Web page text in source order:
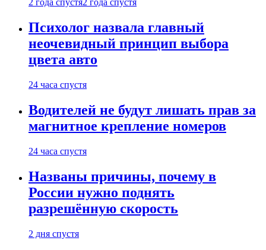
2 года спустя2 года спустя
Психолог назвала главный
неочевидный принцип выбора
цвета авто
24 часа спустя
Водителей не будут лишать прав за
магнитное крепление номеров
24 часа спустя
Названы причины, почему в
России нужно поднять
разрешённую скорость
2 дня спустя